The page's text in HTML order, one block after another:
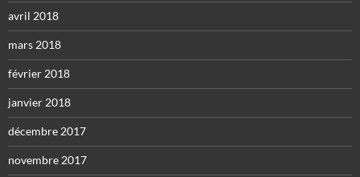
avril 2018
mars 2018
février 2018
janvier 2018
décembre 2017
novembre 2017